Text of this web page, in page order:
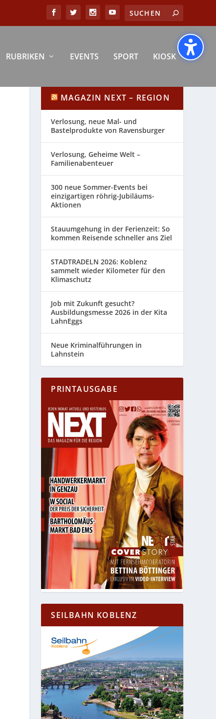
RUBRIKEN EVENTS SPORT KIOSK
MAGAZIN NEXT – REGION
Verlosung, neue Mal- und
Bastelprodukte von Ravensburger
Verlosung, Geheime Welt –
Familienabenteuer
300 neue Sommer-Events bei
einzigartigen röhrig-Jubiläums-
Aktionen
Stauumgehung in der Ferienzeit: So
kommen Reisende schneller ans Ziel
STADTRADELN 2026: Koblenz
sammelt wieder Kilometer für den
Klimaschutz
Job mit Zukunft gesucht?
Ausbildungsmesse 2026 in der Kita
LahnEggs
Neue Kriminalführungen in
Lahnstein
PRINTAUSGABE
SEILBAHN KOBLENZ